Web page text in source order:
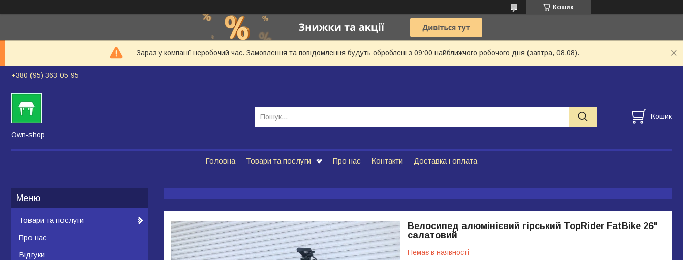
Кошик
Зараз у компанії неробочий час. Замовлення та повідомлення будуть оброблені з 09:00 найближчого робочого дня (завтра, 08.08).
+380 (95) 363-05-95
Own-shop
Кошик
Головна Товари та послуги Про нас Контакти Доставка і оплата
Велосипед алюмінієвий гірський TopRider FatBike 26"
салатовий
Немає в наявності
Товари та послуги
Про нас
Відгуки